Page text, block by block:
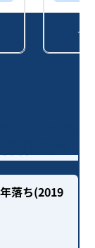
セ
落ち(2019